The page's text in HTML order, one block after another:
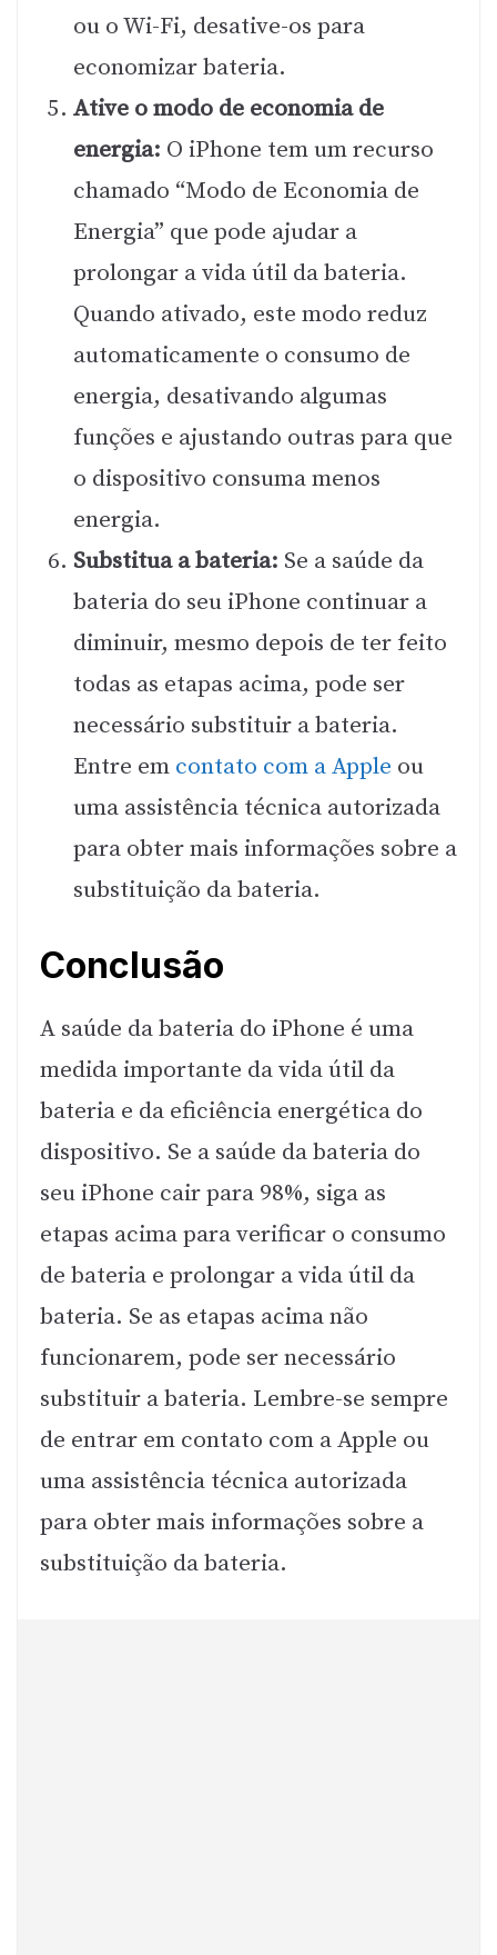
ou o Wi-Fi, desative-os para
economizar bateria.
Ative o modo de economia de
energia: O iPhone tem um recurso
chamado “Modo de Economia de
Energia” que pode ajudar a
prolongar a vida útil da bateria.
Quando ativado, este modo reduz
automaticamente o consumo de
energia, desativando algumas
funções e ajustando outras para que
o dispositivo consuma menos
energia.
Substitua a bateria: Se a saúde da
bateria do seu iPhone continuar a
diminuir, mesmo depois de ter feito
todas as etapas acima, pode ser
necessário substituir a bateria.
Entre em contato com a Apple ou
uma assistência técnica autorizada
para obter mais informações sobre a
substituição da bateria.
Conclusão
A saúde da bateria do iPhone é uma
medida importante da vida útil da
bateria e da eficiência energética do
dispositivo. Se a saúde da bateria do
seu iPhone cair para 98%, siga as
etapas acima para verificar o consumo
de bateria e prolongar a vida útil da
bateria. Se as etapas acima não
funcionarem, pode ser necessário
substituir a bateria. Lembre-se sempre
de entrar em contato com a Apple ou
uma assistência técnica autorizada
para obter mais informações sobre a
substituição da bateria.